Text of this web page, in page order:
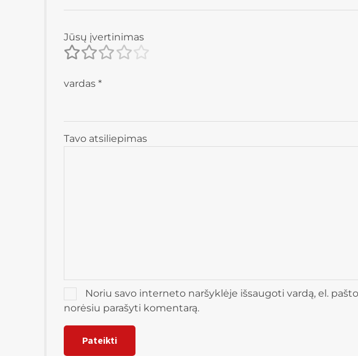
Jūsų įvertinimas
Tavo atsiliepimas
vardas *
Noriu savo interneto naršyklėje išsaugoti vardą, el.
norėsiu parašyti komentarą.